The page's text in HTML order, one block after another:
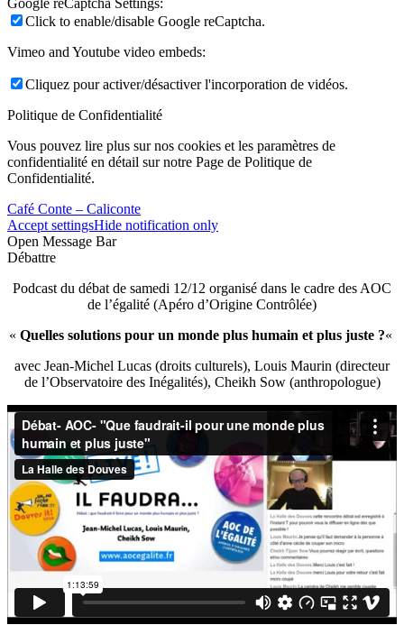
Google reCaptcha Settings:
Click to enable/disable Google reCaptcha.
Vimeo and Youtube video embeds:
Cliquez pour activer/désactiver l'incorporation de vidéos.
Politique de Confidentialité
Vous pouvez lire plus sur nos cookies et les paramètres de
confidentialité en détail sur notre Page de Politique de
Confidentialité.
Café Conte – Caliconte
Accept settingsHide notification only
Open Message Bar
Débattre
Podcast du débat de samedi 12/12 organisé dans le cadre des AOC
de l’égalité (Apéro d’Origine Contrôlée)
« Quelles solutions pour un monde plus humain et plus juste ?«
avec Jean-Michel Lucas (droits culturels), Louis Maurin (directeur
de l’Observatoire des Inégalités), Cheikh Sow (anthropologue)